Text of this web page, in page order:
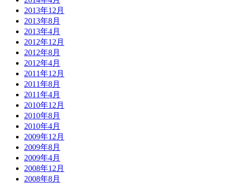
2013年12月
2013年8月
2013年4月
2012年12月
2012年8月
2012年4月
2011年12月
2011年8月
2011年4月
2010年12月
2010年8月
2010年4月
2009年12月
2009年8月
2009年4月
2008年12月
2008年8月